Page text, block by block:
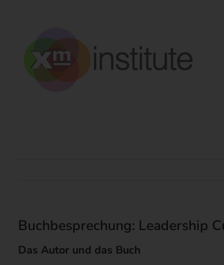
Buchbesprechung: Leadership
Das Autor und das Buch